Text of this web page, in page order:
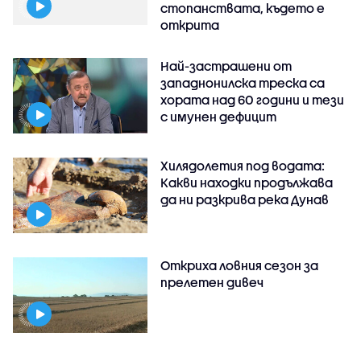
стопанствата, където е
открита
Най-застрашени от
западнонилска треска са
хората над 60 години и тези
с имунен дефицит
Хилядолетия под водата:
Какви находки продължава
да ни разкрива река Дунав
Откриха ловния сезон за
прелетен дивеч